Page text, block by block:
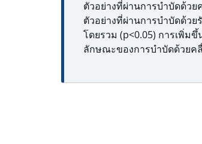
ตัวอย่างที่ผ่านการบำบัดด้วย
ตัวอย่างที่ผ่านการบำบัดด้ว
โดยรวม (p<0.05) การเพิ่ม
ลักษณะของการบำบัดด้วยค